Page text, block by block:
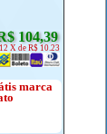
104,39
X de R$ 10.23
marca